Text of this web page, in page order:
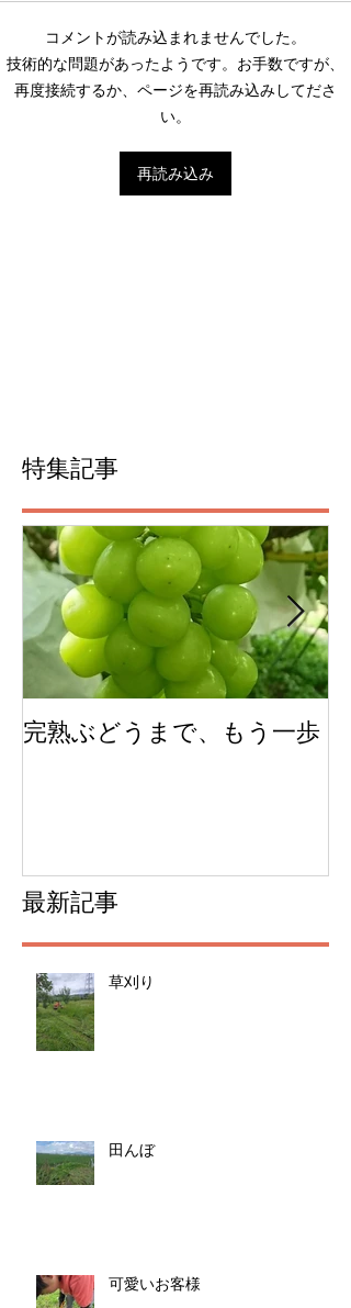
コメントが読み込まれませんでした。
技術的な問題があったようです。お手数ですが、
再度接続するか、ページを再読み込みしてださ
い。
再読み込み
特集記事
完熟ぶどうまで、もう一歩
最新記事
草刈り
田んぼ
可愛いお客様